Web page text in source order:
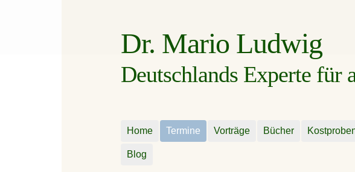
Dr. Mario Ludwig
Deutschlands Experte für
Home Termine Vorträge Bücher
Blog